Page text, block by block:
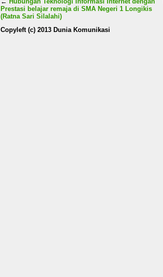
Prestasi belajar remaja di SMA Negeri 1 Longikis
(Ratna Sari Silalahi)
Copyleft (c) 2013 Dunia Komunikasi